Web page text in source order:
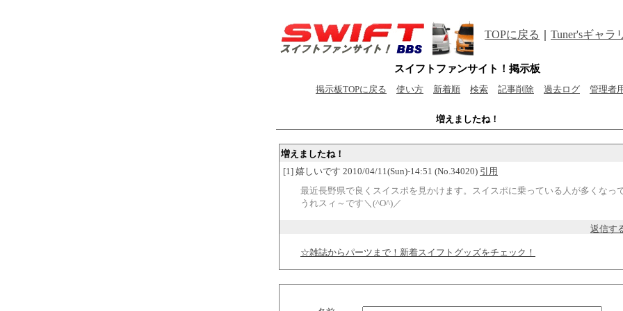
TOPに戻る Tuner'sギャラ
スイフトファンサイト！掲示板
掲示板TOPに戻る 使い方 新着順 検索 記事削除 過去ログ 管理者
増えましたね！
増えましたね！
[1] 嬉しいです 2010/04/11(Sun)-14:51 (No.34020) 引用
最近長野県で良くスイスポを見かけます。スイスポに乗っている人が多くなっ
うれスィ～です＼(^O^)／
返信す
☆雑誌からパーツまで！新着スイフトグッズをチェック！